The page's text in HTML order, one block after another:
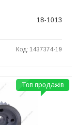
18-1013
Код: 1437374-19
Топ продажів